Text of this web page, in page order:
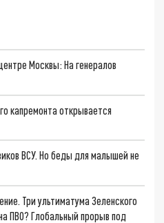
Москвы: На генералов
капремонта открывается
ВСУ. Но беды для малышей не
Три ультиматума Зеленского
ПВО? Глобальный прорыв под